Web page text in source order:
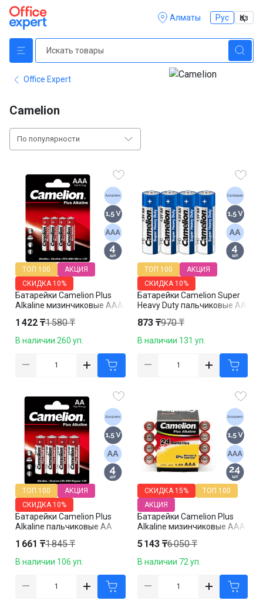
Алматы Рус Қаз
Office Expert
Camelion
По популярности
Батарейки Camelion Plus
Alkaline мизинчиковые AAA
цена за упаковку
ТОП 100
АКЦИЯ
СКИДКА 10%
1 422 ₸1 580 ₸
В наличии 260 уп.
Батарейки Camelion Super
Heavy Duty пальчиковые AA
пленке
ТОП 100
АКЦИЯ
СКИДКА 10%
873 ₸970 ₸
В наличии 131 уп.
Батарейки Camelion Plus
Alkaline пальчиковые AA
за упаковку
ТОП 100
АКЦИЯ
СКИДКА 10%
1 661 ₸1 845 ₸
В наличии 106 уп.
Батарейки Camelion Plus
Alkaline мизинчиковые AAA
цена за упаковку
СКИДКА 15%
ТОП 100
АКЦИЯ
5 143 ₸6 050 ₸
В наличии 72 уп.